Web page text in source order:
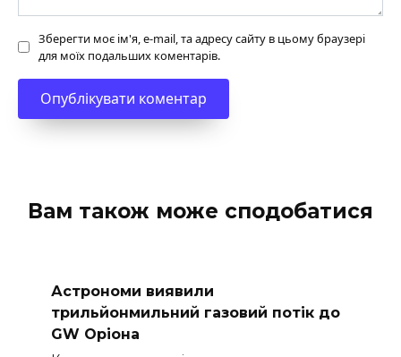
Зберегти моє ім'я, e-mail, та адресу сайту в цьому браузері
для моїх подальших коментарів.
Вам також може сподобатися
Астрономи виявили
трильйонмильний газовий потік до
GW Оріона